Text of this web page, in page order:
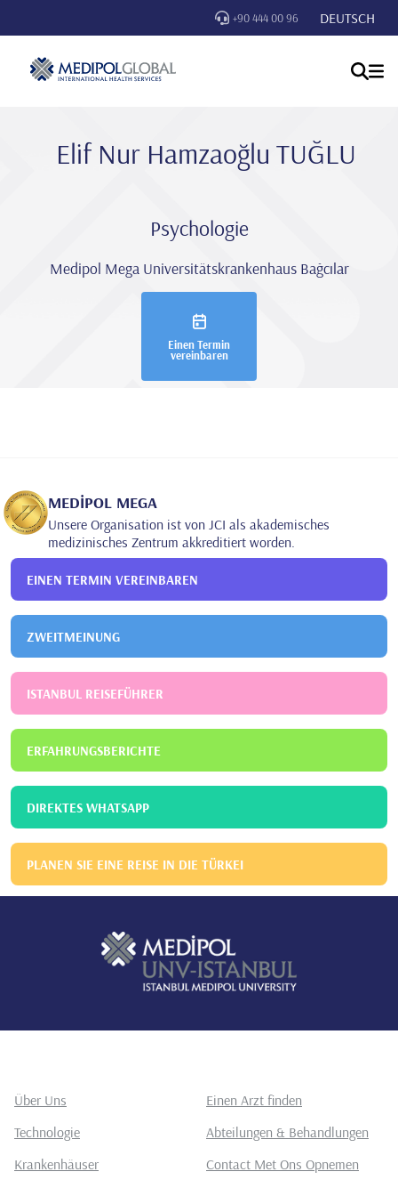
+90 444 00 96 DEUTSCH
Eli̇f Nur Hamzaoğlu TUĞLU
Psychologie
Medipol Mega Universitätskrankenhaus Bağcılar
Einen Termin
vereinbaren
MEDİPOL MEGA
Unsere Organisation ist von JCI als akademisches
medizinisches Zentrum akkreditiert worden.
EINEN TERMIN VEREINBAREN
ZWEITMEINUNG
ISTANBUL REISEFÜHRER
ERFAHRUNGSBERICHTE
DIREKTES WHATSAPP
PLANEN SIE EINE REISE IN DIE TÜRKEI
Über Uns
Einen Arzt finden
Technologie
Abteilungen & Behandlungen
Krankenhäuser
Contact Met Ons Opnemen